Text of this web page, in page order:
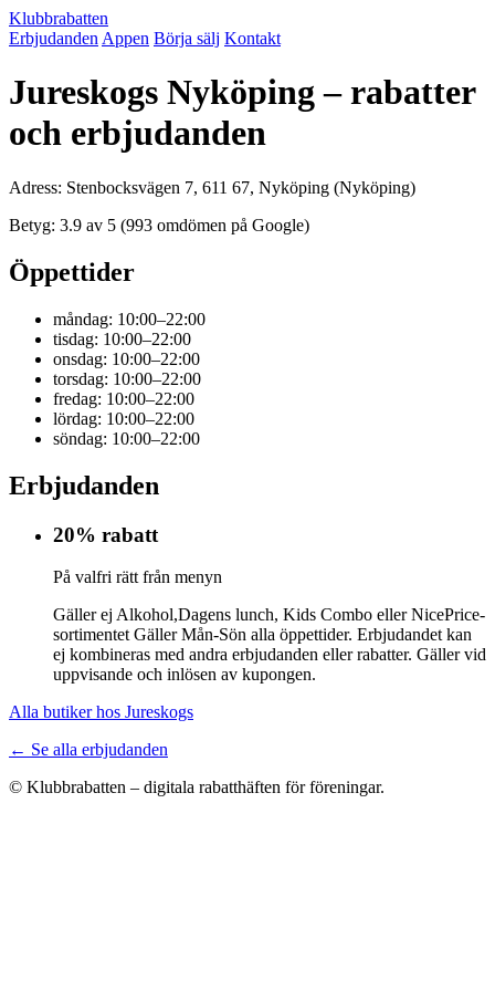
Klubbrabatten
Erbjudanden Appen Börja sälj Kontakt
Jureskogs Nyköping – rabatter
och erbjudanden
Adress: Stenbocksvägen 7, 611 67, Nyköping (Nyköping)
Betyg: 3.9 av 5 (993 omdömen på Google)
Öppettider
måndag: 10:00–22:00
tisdag: 10:00–22:00
onsdag: 10:00–22:00
torsdag: 10:00–22:00
fredag: 10:00–22:00
lördag: 10:00–22:00
söndag: 10:00–22:00
Erbjudanden
20% rabatt
På valfri rätt från menyn
Gäller ej Alkohol,Dagens lunch, Kids Combo eller NicePrice-
sortimentet Gäller Mån-Sön alla öppettider. Erbjudandet kan
ej kombineras med andra erbjudanden eller rabatter. Gäller vid
uppvisande och inlösen av kupongen.
Alla butiker hos Jureskogs
← Se alla erbjudanden
© Klubbrabatten – digitala rabatthäften för föreningar.